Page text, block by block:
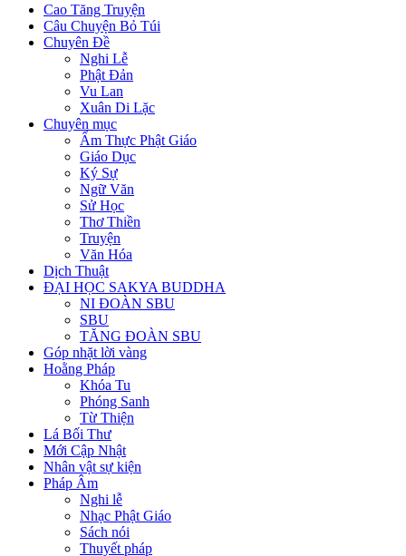
Cao Tăng Truyện
Câu Chuyện Bỏ Túi
Chuyên Đề
Nghi Lễ
Phật Đản
Vu Lan
Xuân Di Lặc
Chuyên mục
Ẩm Thực Phật Giáo
Giáo Dục
Ký Sự
Ngữ Văn
Sử Học
Thơ Thiền
Truyện
Văn Hóa
Dịch Thuật
ĐẠI HỌC SAKYA BUDDHA
NI ĐOÀN SBU
SBU
TĂNG ĐOÀN SBU
Góp nhặt lời vàng
Hoằng Pháp
Khóa Tu
Phóng Sanh
Từ Thiện
Lá Bối Thư
Mới Cập Nhật
Nhân vật sự kiện
Pháp Âm
Nghi lễ
Nhạc Phật Giáo
Sách nói
Thuyết pháp